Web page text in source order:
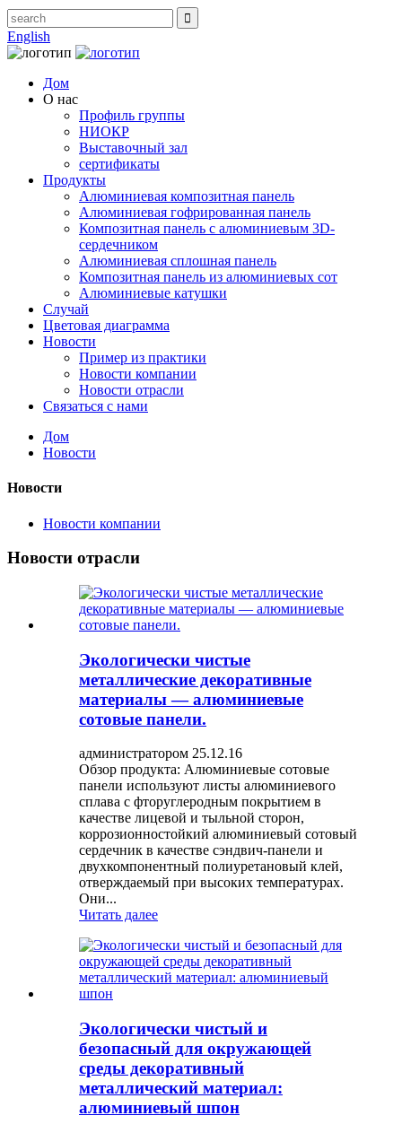
English
Дом
О нас
Профиль группы
НИОКР
Выставочный зал
сертификаты
Продукты
Алюминиевая композитная панель
Алюминиевая гофрированная панель
Композитная панель с алюминиевым 3D-
сердечником
Алюминиевая сплошная панель
Композитная панель из алюминиевых сот
Алюминиевые катушки
Случай
Цветовая диаграмма
Новости
Пример из практики
Новости компании
Новости отрасли
Связаться с нами
Дом
Новости
Новости
Новости компании
Новости отрасли
Экологически чистые
металлические декоративные
материалы — алюминиевые
сотовые панели.
администратором 25.12.16
Обзор продукта: Алюминиевые сотовые
панели используют листы алюминиевого
сплава с фторуглеродным покрытием в
качестве лицевой и тыльной сторон,
коррозионностойкий алюминиевый сотовый
сердечник в качестве сэндвич-панели и
двухкомпонентный полиуретановый клей,
отверждаемый при высоких температурах.
Они...
Читать далее
Экологически чистый и
безопасный для окружающей
среды декоративный
металлический материал:
алюминиевый шпон